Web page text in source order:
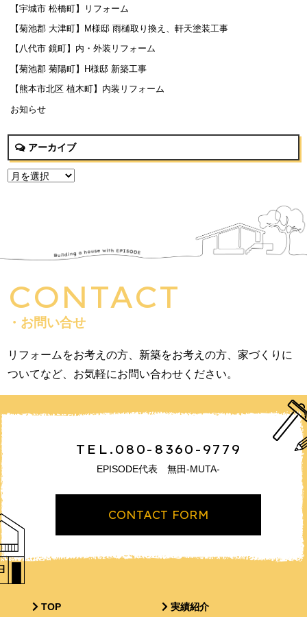
【宇城市 松橋町】リフォーム
【菊池郡 大津町】M様邸 雨樋取り換え、軒天塗装工事
【八代市 鏡町】内・外装リフォーム
【菊池郡 菊陽町】H様邸 新築工事
【熊本市北区 植木町】内装リフォーム
お知らせ
アーカイブ
CONTACT
・お問い合せ
リフォームをお考えの方、新築をお考えの方、家づくりに
ついてなど、お気軽にお問い合わせください。
TEL.080-8360-9779
EPISODE代表 無田-MUTA-
CONTACT FORM
TOP 実績紹介